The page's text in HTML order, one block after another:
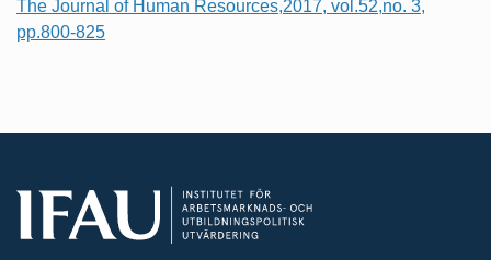
The Journal of Human Resources,2017, vol.52,no. 3,
pp.800-825